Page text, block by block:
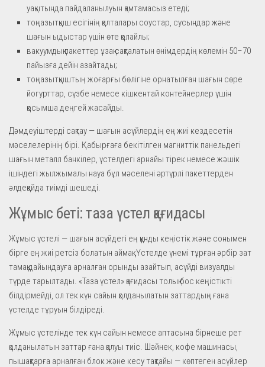
уақытында пайдаланылуын қамтамасыз етеді;
тоңазытқыш есігінің қалталары соустар, сусындар және
шағын ыдыстар үшін өте қолайлы;
вакуумдық пакеттер ұзақ сақталатын өнімдердің көлемін 50–70
пайызға дейін азайтады;
тоңазытқыштың жоғарғы бөлігіне орнатылған шағын сөре
йогурттар, сүзбе немесе кішкентай контейнерлер үшін
қосымша деңгей жасайды.
Дәмдеуіштерді сақтау — шағын асүйлердің ең жиі кездесетін
мәселелерінің бірі. Қабырғаға бекітілген магниттік панельдегі
шағын металл банкілер, үстелдегі арнайы тірек немесе жәшік
ішіндегі жылжымалы науа бұл мәселені әртүрлі пакеттерден
әлдеқайда тиімді шешеді.
Жұмыс беті: таза үстел қағидасы
Жұмыс үстелі — шағын асүйдегі ең құнды кеңістік және сонымен
бірге ең жиі ретсіз болатын аймақ. Үстелде үнемі тұрған әрбір зат
тамақ дайындауға арналған орынды азайтып, асүйді визуалды
түрде тарылтады. «Таза үстел» қағидасы толық бос кеңістікті
білдірмейді, ол тек күн сайын қолданылатын заттардың ғана
үстелде тұруын білдіреді.
Жұмыс үстелінде тек күн сайын немесе аптасына бірнеше рет
қолданылатын заттар ғана қалуы тиіс. Шәйнек, кофе машинасы,
пышақтарға арналған блок және кесу тақтайы — көптеген асүйлер